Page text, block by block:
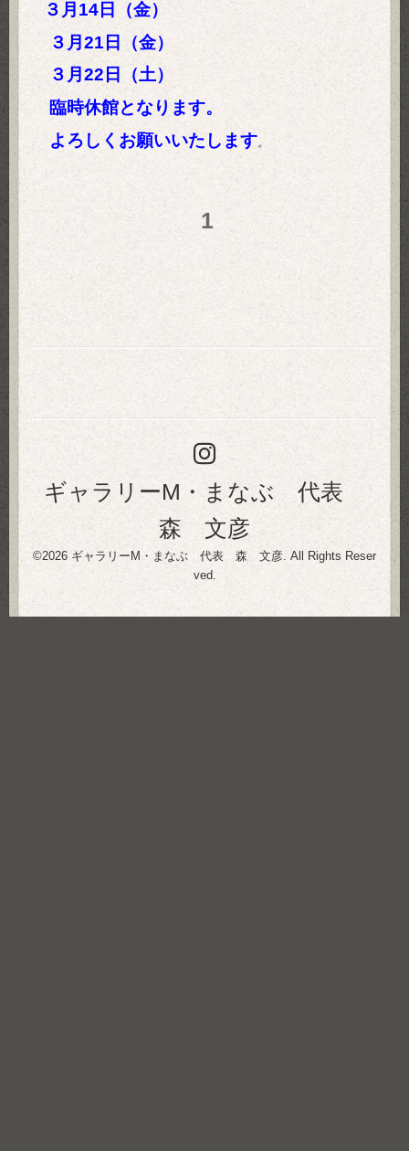
３月14日（金）
３月21日（金）
３月22日（土）
臨時休館となります。
よろしくお願いいたします。
1
ギャラリーM・まなぶ 代表
森 文彦
©2026 ギャラリーM・まなぶ 代表 森 文彦 . All Rights Reser
ved.